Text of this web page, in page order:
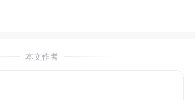
本文作者